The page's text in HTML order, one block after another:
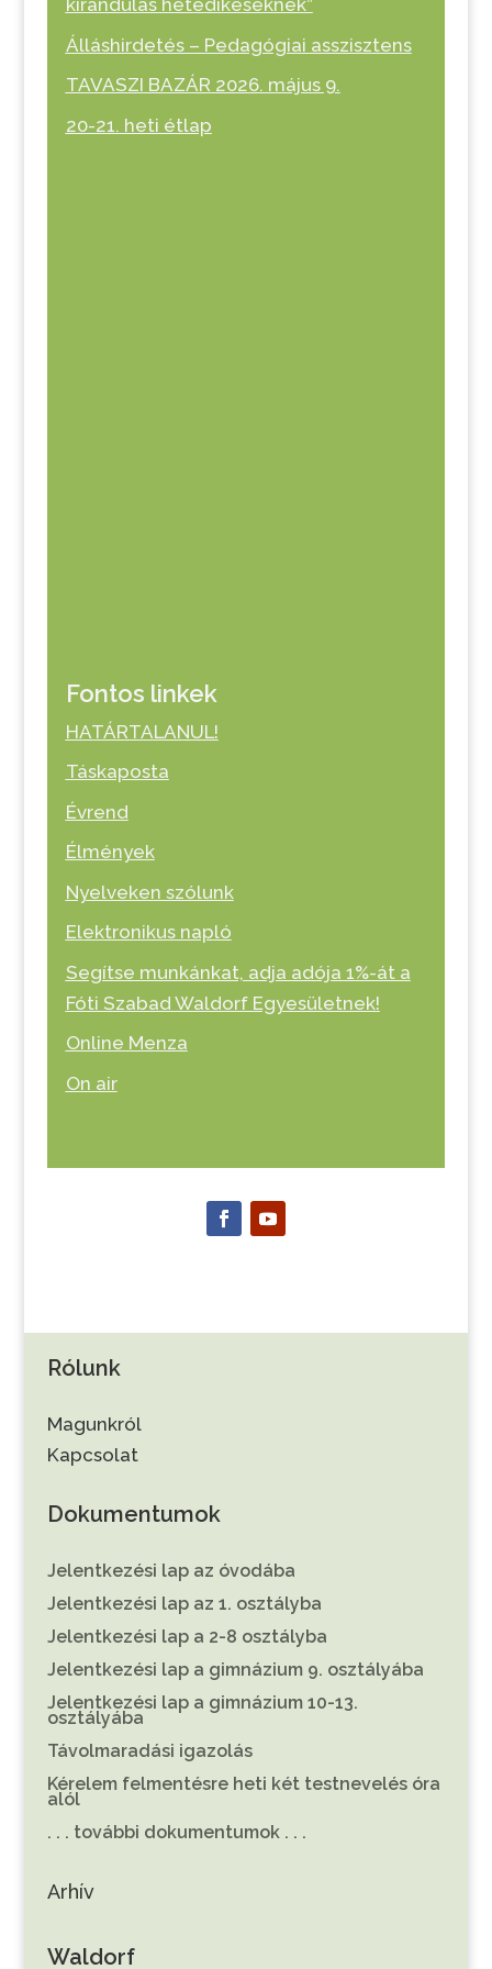
kirándulás hetedikeseknek”
Álláshirdetés – Pedagógiai asszisztens
TAVASZI BAZÁR 2026. május 9.
20-21. heti étlap
Fontos linkek
HATÁRTALANUL!
Táskaposta
Évrend
Élmények
Nyelveken szólunk
Elektronikus napló
Segítse munkánkat, adja adója 1%-át a
Fóti Szabad Waldorf Egyesületnek!
Online Menza
On air
Rólunk
Magunkról
Kapcsolat
Dokumentumok
Jelentkezési lap az óvodába
Jelentkezési lap az 1. osztályba
Jelentkezési lap a 2-8 osztályba
Jelentkezési lap a gimnázium 9. osztályába
Jelentkezési lap a gimnázium 10-13.
osztályába
Távolmaradási igazolás
Kérelem felmentésre heti két testnevelés óra
alól
. . . további dokumentumok . . .
Arhív
Waldorf